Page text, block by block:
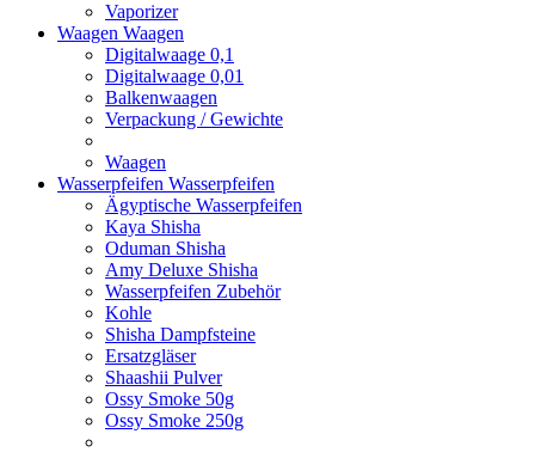
Vaporizer
Waagen Waagen
Digitalwaage 0,1
Digitalwaage 0,01
Balkenwaagen
Verpackung / Gewichte
Waagen
Wasserpfeifen Wasserpfeifen
Ägyptische Wasserpfeifen
Kaya Shisha
Oduman Shisha
Amy Deluxe Shisha
Wasserpfeifen Zubehör
Kohle
Shisha Dampfsteine
Ersatzgläser
Shaashii Pulver
Ossy Smoke 50g
Ossy Smoke 250g